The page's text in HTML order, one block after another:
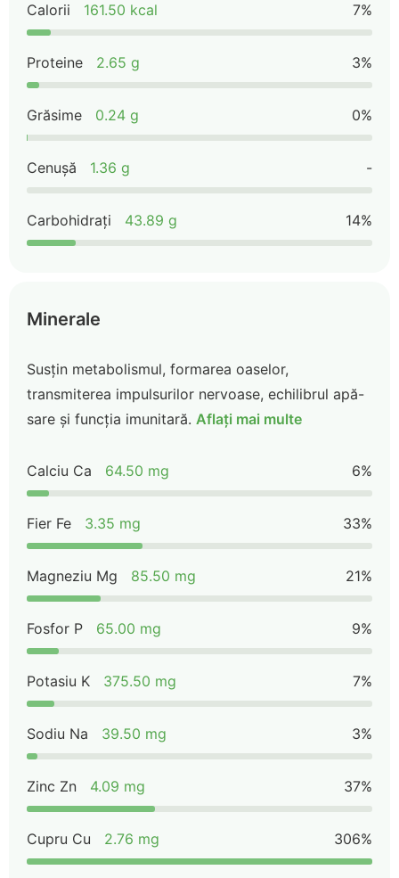
Calorii 161.50 kcal 7%
Proteine 2.65 g 3%
Grăsime 0.24 g 0%
Cenușă 1.36 g -
Carbohidrați 43.89 g 14%
Minerale
Susțin metabolismul, formarea oaselor,
transmiterea impulsurilor nervoase, echilibrul apă-
sare și funcția imunitară. Aflați mai multe
Calciu Ca 64.50 mg 6%
Fier Fe 3.35 mg 33%
Magneziu Mg 85.50 mg 21%
Fosfor P 65.00 mg 9%
Potasiu K 375.50 mg 7%
Sodiu Na 39.50 mg 3%
Zinc Zn 4.09 mg 37%
Cupru Cu 2.76 mg 306%